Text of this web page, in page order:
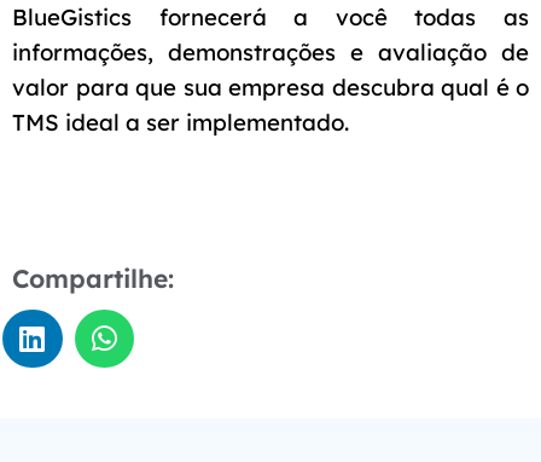
BlueGistics fornecerá a você todas as
informações, demonstrações e avaliação de
valor para que sua empresa descubra qual é o
TMS ideal a ser implementado.
Compartilhe: